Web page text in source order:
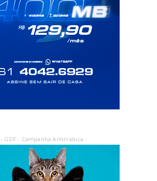
- GDF - Campanha Antirrabica -